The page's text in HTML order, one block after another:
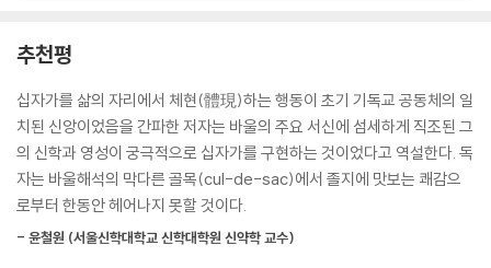
빌립보서 2:6-11은 놀랍게도 근본적으로 선교적인 텍스트다. 여기서 선교
빌립보 교인들이 선포하고 삶으로 구현하고, 이로써 전하고 변증하기를 원
했던 복음을 요약해준다는 것을 의미한다. 그들과 우리가 선포하고 실천하
도록 부르심을 받은 것은 자신을 내어주고 생명을 주신 하나님의 아들이자
주권을 지닌 주님이신, 십자가에 달리신 예수에 관한 바울의 내러티브다.
---「4장 그리스도의 이야기를 구현하고 전하기: 빌립보서」 중에서
로써 그들이 하나님의 선교에 직접 참여하기를 원했다는 것이다. 일반적으
로 이러한 성격의 책들은 석의가 탄탄하면 선교 현장의 이해가 부족하고,
선교 현장의 목소리가 많이 반영되면 석의적 근거가 빈약한 경우가 허다하
다. 하지만 본서에서는 정밀하고 탄탄한 바울신학과 해석학, 그리고 선교
학이 서로 만나 정말로 커다란 시너지 효과를 낸다. 고먼은 그리스도의 십
자가는 선교적이며, 의롭게 하고, 정의를 실현하시는(justice-making)
ce-making) 사람들을 창조한다고 역설한다. 우리는 더 이상 칭의의 의
추천평
십자가를 삶의 자리에서 체현(體現)하는 행동이 초기 기독교 공동체의 일
치된 신앙이었음을 간파한 저자는 바울의 주요 서신에 섬세하게 직조된 그
의 신학과 영성이 궁극적으로 십자가를 구현하는 것이었다고 역설한다. 독
자는 바울해석의 막다른 골목(cul-de-sac)에서 졸지에 맛보는 쾌감으
로부터 한동안 헤어나지 못할 것이다.
- 윤철원 (서울신학대학교 신학대학원 신약학 교수)